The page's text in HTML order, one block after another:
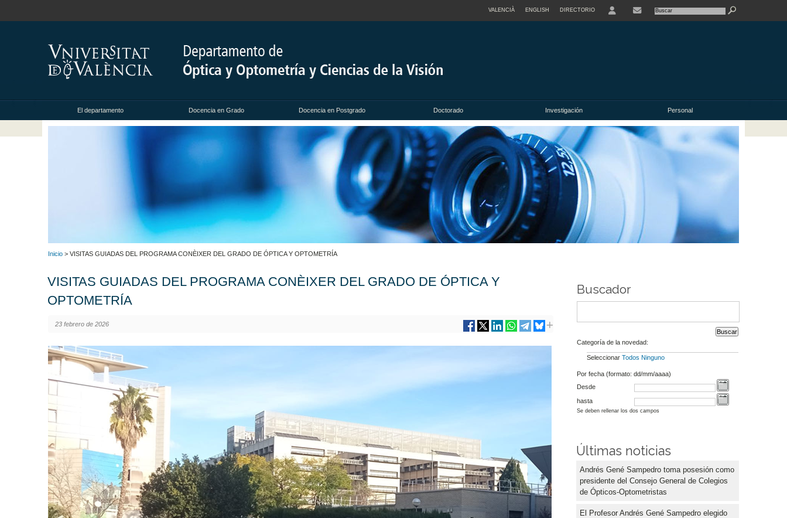
VALENCIÀ ENGLISH DIRECTORIO
El departamento Docencia en Grado Docencia en Postgrado Doctorado Investigación Personal
Inicio > VISITAS GUIADAS DEL PROGRAMA CONÈIXER DEL GRADO DE ÓPTICA Y OPTOMETRÍA
VISITAS GUIADAS DEL PROGRAMA CONÈIXER DEL GRADO DE ÓPTICA Y
OPTOMETRÍA
23 febrero de 2026
Buscador
Categoría de la novedad:
Seleccionar Todos Ninguno
Por fecha (formato: dd/mm/aaaa)
Desde
hasta
Se deben rellenar los dos campos
Últimas noticias
Andrés Gené Sampedro toma posesión como
presidente del Consejo General de Colegios
de Ópticos-Optometristas
El Profesor Andrés Gené Sampedro elegido